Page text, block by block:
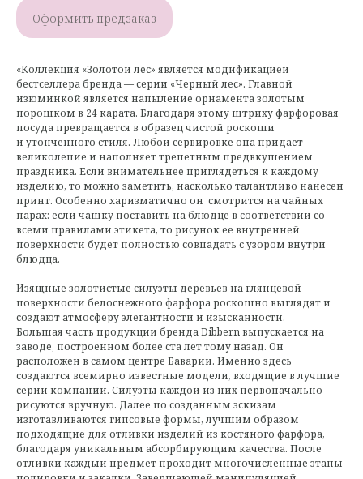
Оформить предзаказ
«Коллекция «Золотой лес» является модификацией
бестселлера бренда — серии «Черный лес». Главной
изюминкой является напыление орнамента золотым
порошком в 24 карата. Благодаря этому штриху фарфоровая
посуда превращается в образец чистой роскоши
и утонченного стиля. Любой сервировке она придает
великолепие и наполняет трепетным предвкушением
праздника. Если внимательнее приглядеться к каждому
изделию, то можно заметить, насколько талантливо нанесен
принт. Особенно харизматично он смотрится на чайных
парах: если чашку поставить на блюдце в соответствии со
всеми правилами этикета, то рисунок ее внутренней
поверхности будет полностью совпадать с узором внутри
блюдца.
Изящные золотистые силуэты деревьев на глянцевой
поверхности белоснежного фарфора роскошно выглядят и
создают атмосферу элегантности и изысканности.
Большая часть продукции бренда Dibbern выпускается на
заводе, построенном более ста лет тому назад. Он
расположен в самом центре Баварии. Именно здесь
создаются всемирно известные модели, входящие в лучшие
серии компании. Силуэты каждой из них первоначально
рисуются вручную. Далее по созданным эскизам
изготавливаются гипсовые формы, лучшим образом
подходящие для отливки изделий из костяного фарфора,
благодаря уникальным абсорбирующим качества. После
отливки каждый предмет проходит многочисленные этапы